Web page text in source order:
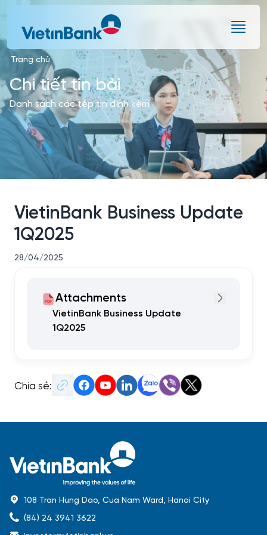
Trang chủ
Chi tiết tin bài
Danh sách các tệp tin đính kèm
VietinBank Business Update
1Q2025
28/04/2025
Attachments
VietinBank Business Update
1Q2025
Chia sẻ:
108 Tran Hung Dao, Cua Nam Ward, Hanoi City
(84) 24 3941 3622